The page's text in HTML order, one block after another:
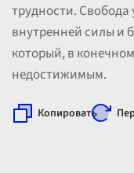
трудности.
внутренней силы и
который, в
недостижимым.
Копировать